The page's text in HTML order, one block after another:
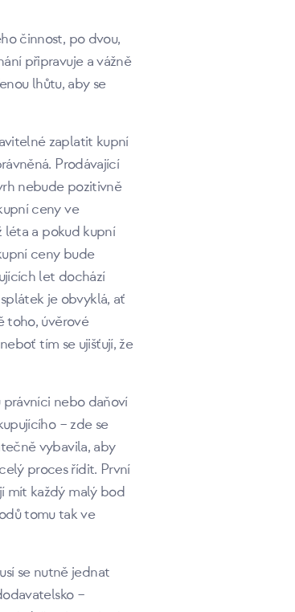
činnost, po dvou,
připravuje a vážně
lhůtu, aby se
zaplatit kupní
Prodávající
nebude pozitivně
ceny ve
léta a pokud kupní
ceny bude
let dochází
je obvyklá, ať
toho, úvěrové
tím se ujišťují, že
právníci nebo daňoví
– zde se
vybavila, aby
proces řídit. První
mít každý malý bod
tomu tak ve
se nutně jednat
–